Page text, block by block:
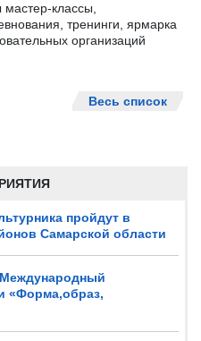
пройдут в
Самарской области
«Форма,образ,
классы,
тренинги, ярмарка
организаций
Весь список